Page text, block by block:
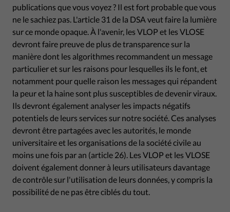
publications que vous voyez ? Il est fort probable que vous
ne le sachiez pas. L'article 31 de la DSA veut faire la lumière
sur ce monde opaque. À l'avenir, les VLOP et les VLOSE
devront faire preuve de plus de transparence sur la
manière dont les algorithmes recommandent un message
particulier et sur les raisons pour lesquelles ils le font, et
notamment pour quelle raison les messages qui répandent
la peur et la haine sont plus susceptibles de devenir viraux.
Ils devront également analyser les impacts négatifs
potentiels de leurs services sur notre société. Ces analyses
devront être partagées avec les autorités, le monde
universitaire et les organisations de la société civile au
moins une fois par an (article 26). Les VLOP et les VLOSE
doivent également donner à leurs utilisateurs davantage
de contrôle sur l'utilisation de leurs données, y compris la
possibilité de ne pas être ciblés du tout.